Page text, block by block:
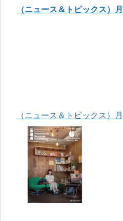
（ニュース＆トピックス）
（ニュース＆トピックス）